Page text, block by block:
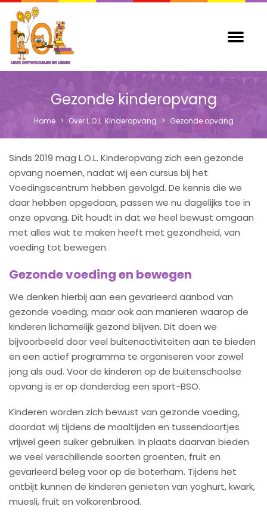
Gezonde kinderopvang
Home > Over L.O.L. Kinderopvang > Gezonde opvang
Sinds 2019 mag L.O.L. Kinderopvang zich een gezonde
opvang noemen, nadat wij een cursus bij het
Voedingscentrum hebben gevolgd. De kennis die we
daar hebben opgedaan, passen we nu dagelijks toe in
onze opvang. Dit houdt in dat we heel bewust omgaan
met alles wat te maken heeft met gezondheid, van
voeding tot bewegen.
Gezonde voeding en bewegen
We denken hierbij aan een gevarieerd aanbod van
gezonde voeding, maar ook aan manieren waarop de
kinderen lichamelijk gezond blijven. Dit doen we
bijvoorbeeld door veel buitenactiviteiten aan te bieden
en een actief programma te organiseren voor zowel
jong als oud. Voor de kinderen op de buitenschoolse
opvang is er op donderdag een sport-BSO.
Kinderen worden zich bewust van gezonde voeding,
doordat wij tijdens de maaltijden en tussendoortjes
vrijwel geen suiker gebruiken. In plaats daarvan bieden
we veel verschillende soorten groenten, fruit en
gevarieerd beleg voor op de boterham. Tijdens het
ontbijt kunnen de kinderen genieten van yoghurt, kwark,
muesli, fruit en volkorenbrood.